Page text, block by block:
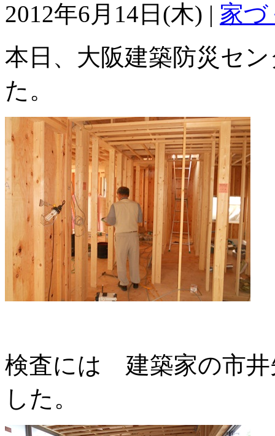
2012年6月14日(木) | 家
本日、大阪建築防災セ
た。
検査には 建築家の市井
した。